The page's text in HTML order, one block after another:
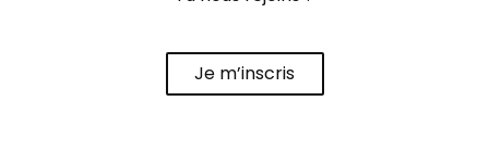
Je m’inscris